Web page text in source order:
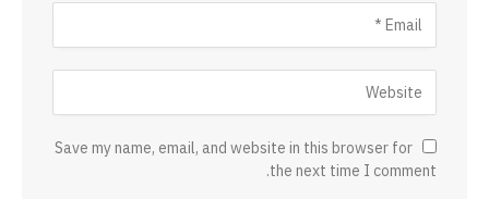
Save my name, email, and website in this browser for
the next time I comment.